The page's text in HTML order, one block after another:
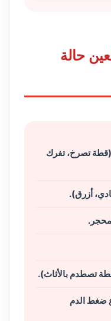
حالة
(قطة تصرخ، تفرك
أزرق).
تصطدم بالأثاث).
ضغط الدم